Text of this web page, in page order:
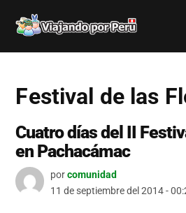
por
Festival de las
Cuatro días del II
en Pachacámac
porcomunidad
11 de septiembre del 2014 -